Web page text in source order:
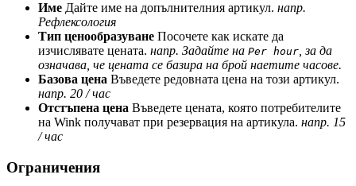
Име Дайте име на допълнителния артикул. напр.
Рефлексология
Тип ценообразуване Посочете как искате да
изчислявате цената. напр. Задайте на Per hour , за да
означава, че цената се базира на брой наетите часове.
Базова цена Въведете редовната цена на този артикул.
напр. 20 / час
Отстъпена цена Въведете цената, която потребителите
на Wink получават при резервация на артикула. напр. 15
/ час
Ограничения